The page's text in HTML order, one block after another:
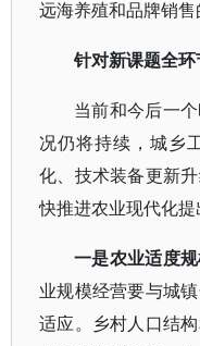
远海养殖和品牌销售
针对新课题全环
当前和今后一
况仍将持续，城乡
化、技术装备更新
快推进农业现代化提
一是农业适度
业规模经营要与城
适应。乡村人口结